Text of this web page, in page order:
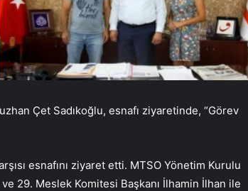
Çet Sadıkoğlu, esnafı ziyaretinde, “Görev
esnafını ziyaret etti. MTSO Yönetim Kurulu
29. Meslek Komitesi Başkanı İlhamin İlhan ile